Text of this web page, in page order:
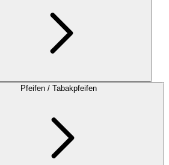
Pfeifen / Tabakpfeifen